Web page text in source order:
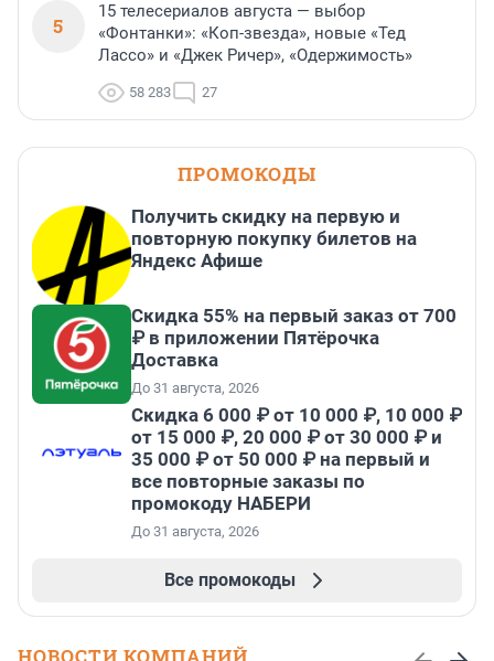
5
15 телесериалов августа — выбор
«Фонтанки»: «Коп-звезда», новые «Тед
Лассо» и «Джек Ричер», «Одержимость»
58 283 27
ПРОМОКОДЫ
Получить скидку на первую и
повторную покупку билетов на
Яндекс Афише
Скидка 55% на первый заказ от 700
₽ в приложении Пятёрочка
Доставка
До 31 августа, 2026
Скидка 6 000 ₽ от 10 000 ₽, 10 000 ₽
от 15 000 ₽, 20 000 ₽ от 30 000 ₽ и
35 000 ₽ от 50 000 ₽ на первый и
все повторные заказы по
промокоду НАБЕРИ
До 31 августа, 2026
Все промокоды